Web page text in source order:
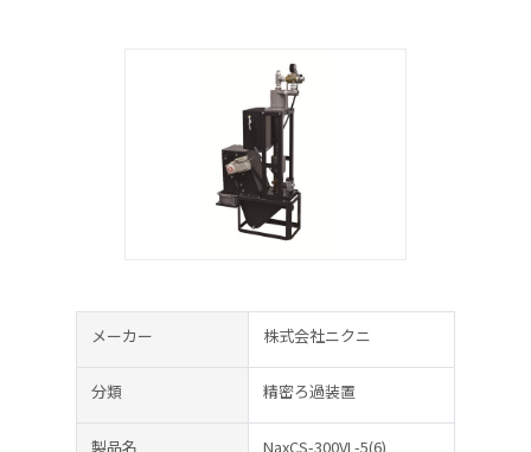
メーカー 株式会社ニクニ
分類 精密ろ過装置
製品名 NaxCS-300VL-5(6)